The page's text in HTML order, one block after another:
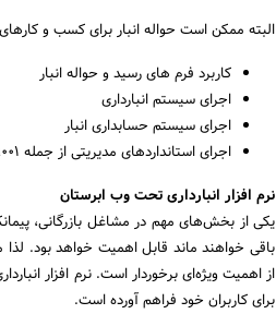
البته ممکن است حواله انبار برای کسب و
کاربرد فرم های رسید و حواله انبار
اجرای سیستم انبارداری
اجرای سیستم حسابداری انبار
اجرای استانداردهای مدیریتی از جمله ISO 9001
نرم افزار انبارداری تحت وب ابرستان
یکی از بخش‌های مهم در مشاغل بازرگانی،
باقی خواهند ماند قابل اهمیت خواهد بود. لذا
از اهمیت ویژه‌ای برخوردار است. نرم افزار
برای کاربران خود فراهم آورده است.